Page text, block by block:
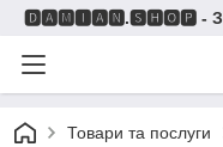
🅳🅰🅼🅸🅰🅽.🆂🅷🅾🅿 -
Товари та послуги